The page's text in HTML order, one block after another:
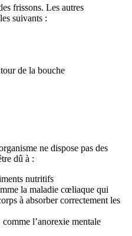
frissons. Les autres
suivants :
de la bouche
ne dispose pas des
dû à :
nutritifs
la maladie cœliaque qui
à absorber correctement les
l’anorexie mentale